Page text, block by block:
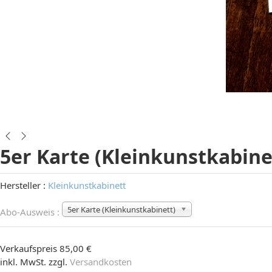
5er Karte
Hersteller : Kleinkunstkabinett
Abo-Ausweis : 5er Karte (Kleinkunstkabinett)
Verkaufspreis 85,00 €
inkl. MwSt. zzgl. Versandkosten